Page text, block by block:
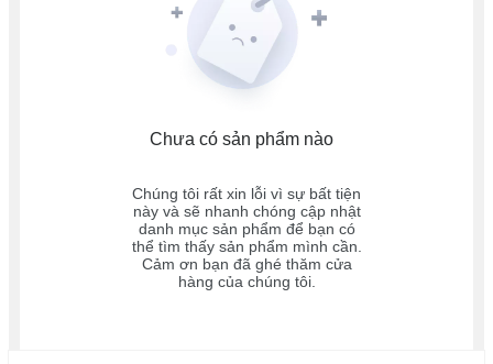
Chưa có sản phẩm nào
Chúng tôi rất xin lỗi vì sự bất tiện
này và sẽ nhanh chóng cập nhật
danh mục sản phẩm để bạn có
thể tìm thấy sản phẩm mình cần.
Cảm ơn bạn đã ghé thăm cửa
hàng của chúng tôi.